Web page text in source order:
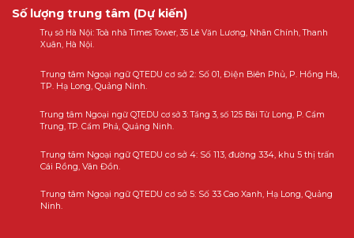
Số lượng trung tâm (Dự kiến)
Trụ sở Hà Nội: Toà nhà Times Tower, 35 Lê Văn Lương, Nhân Chính, Thanh
Xuân, Hà Nội.
Trung tâm Ngoại ngữ QTEDU cơ sở 2: Số 01, Điện Biên Phủ, P. Hồng Hà,
TP. Hạ Long, Quảng Ninh.
Trung tâm Ngoại ngữ QTEDU cơ sở 3: Tầng 3, số 125 Bái Tử Long, P. Cẩm
Trung, TP. Cẩm Phả, Quảng Ninh.
Trung tâm Ngoại ngữ QTEDU cơ sở 4: Số 113, đường 334, khu 5 thị trấn
Cái Rồng, Vân Đồn.
Trung tâm Ngoại ngữ QTEDU cơ sở 5: Số 33 Cao Xanh, Hạ Long, Quảng
Ninh.